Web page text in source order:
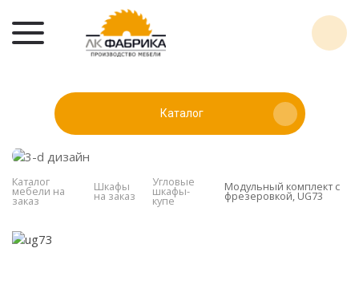
Каталог
Каталог
мебели на
заказ
Шкафы
на заказ
Угловые
шкафы-
купе
Модульный комплект с
фрезеровкой, UG73